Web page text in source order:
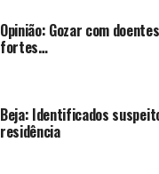
Opinião: Gozar com
fortes…
Beja: Identificados
residência